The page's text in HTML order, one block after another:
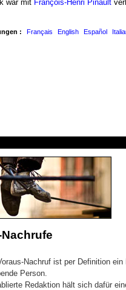
war mit François-Henri Pinault
: Français English Español
Nachruf ist per Definition ein
Person.
Redaktion hält sich dafür